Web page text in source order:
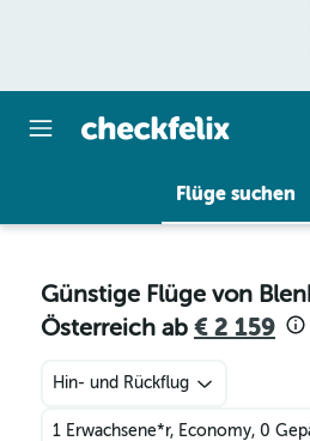
Flüge suchen
Günstige Flüge von
Österreich ab € 2 159
Hin- und Rückflug
1 Erwachsene*r, Economy, 0